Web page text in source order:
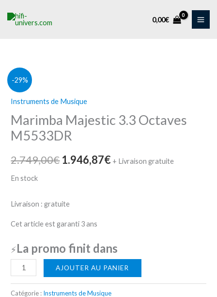
0,00€
-29%
Instruments de Musique
Marimba Majestic 3.3 Octaves
M5533DR
2.749,00€
prix
initial
était :
2.749,00€.
1.946,87€
actuel
1.946,87€.
+ Livraison gratuite
En stock
Livraison :gratuite
Cet article est garanti 3 ans
⚡La promo finit dans
quantité
de
Marimba
Majestic
3.3
Octaves
M5533DR
AJOUTER AU PANIER
Catégorie : Instruments de Musique